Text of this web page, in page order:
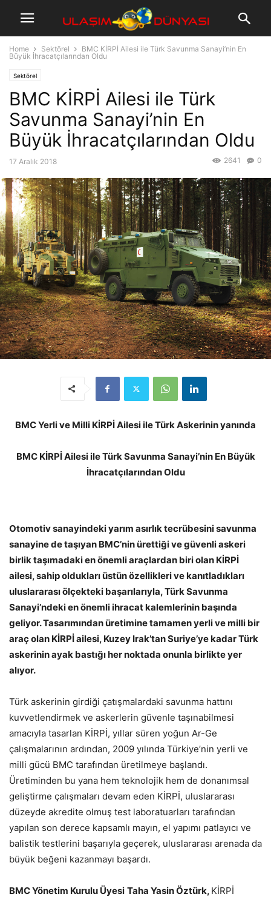
Home Sektörel
BMC KİRPİ Ailesi ile Türk Savunma Sanayi’nin En
Büyük İhracatçılarından Oldu
Sektörel
BMC KİRPİ Ailesi ile Türk
Savunma Sanayi’nin En
Büyük İhracatçılarından Oldu
17 Aralık 2018 0
2641
BMC Yerli ve Milli KİRPİ Ailesi ile Türk Askerinin yanında
BMC KİRPİ Ailesi ile Türk Savunma Sanayi’nin En Büyük
İhracatçılarından Oldu
Otomotiv sanayindeki yarım asırlık tecrübesini savunma
sanayine de taşıyan BMC’nin ürettiği ve güvenli askeri
birlik taşımadaki en önemli araçlardan biri olan KİRPİ
ailesi, sahip oldukları üstün özellikleri ve kanıtladıkları
uluslararası ölçekteki başarılarıyla, Türk Savunma
Sanayi’ndeki en önemli ihracat kalemlerinin başında
geliyor. Tasarımından üretimine tamamen yerli ve milli bir
araç olan KİRPİ ailesi, Kuzey Irak’tan Suriye’ye kadar Türk
askerinin ayak bastığı her noktada onunla birlikte yer
alıyor.
Türk askerinin girdiği çatışmalardaki savunma hattını
kuvvetlendirmek ve askerlerin güvenle taşınabilmesi
amacıyla tasarlan KİRPİ, yıllar süren yoğun Ar-Ge
çalışmalarının ardından, 2009 yılında Türkiye’nin yerli ve
milli gücü BMC tarafından üretilmeye başlandı.
Üretiminden bu yana hem teknolojik hem de donanımsal
geliştirme çalışmaları devam eden KİRPİ, uluslararası
düzeyde akredite olmuş test laboratuarları tarafından
yapılan son derece kapsamlı mayın, el yapımı patlayıcı ve
balistik testlerini başarıyla geçerek, uluslararası arenada da
büyük beğeni kazanmayı başardı.
BMC Yönetim Kurulu Üyesi Taha Yasin Öztürk, KİRPİ